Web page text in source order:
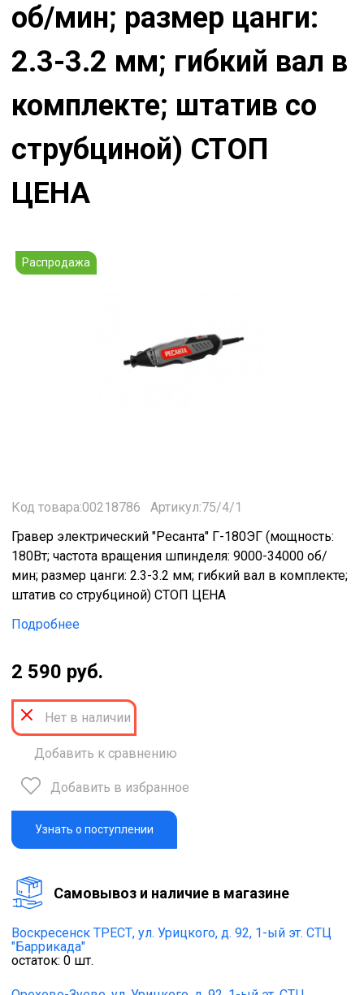
об/мин; размер цанги:
2.3-3.2 мм; гибкий вал в
комплекте; штатив со
струбциной) СТОП
ЦЕНА
Распродажа
Код товара:00218786
Артикул:75/4/1
Гравер электрический "Ресанта" Г-180ЭГ (мощность:
180Вт; частота вращения шпинделя: 9000-34000 об/
мин; размер цанги: 2.3-3.2 мм; гибкий вал в комплекте;
штатив со струбциной) СТОП ЦЕНА
Подробнее
2 590 руб.
Нет в наличии
Добавить к сравнению
Добавить в избранное
Узнать о поступлении
Cамовывоз и наличие в магазине
Воскресенск ТРЕСТ, ул. Урицкого, д. 92, 1-ый эт. СТЦ
"Баррикада"
остаток: 0 шт.